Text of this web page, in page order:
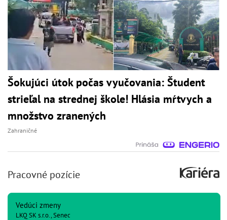
Šokujúci útok počas vyučovania: Študent
strieľal na strednej škole! Hlásia mŕtvych a
množstvo zranených
Zahraničné
Pracovné pozície
Vedúci zmeny
LKQ SK s.r.o., Senec